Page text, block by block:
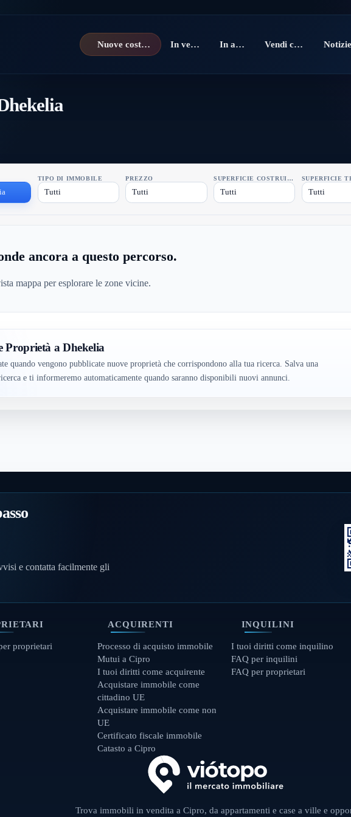
Nuove costruzioni In vendita In affitto Vendi con noi
TIPO DI IMMOBILE
Tutti
PREZZO
Tutti
SUPERFICIE COSTRUITA
Tutti
SUPERFICIE
Tutti
ancora a questo percorso.
mappa per esplorare le zone vicine.
Proprietà a Dhekelia
quando vengono pubblicate nuove proprietà che corrispondono alla tua ricerca. Salva una
e ti informeremo automaticamente quando saranno disponibili nuovi annunci.
e contatta facilmente gli
proprietari
ACQUIRENTI
Processo di acquisto immobile
Mutui a Cipro
I tuoi diritti come acquirente
Acquistare immobile come
cittadino UE
Acquistare immobile come non
UE
Certificato fiscale immobile
Catasto a Cipro
INQUILINI
I tuoi diritti come inquilino
FAQ per inquilini
FAQ per proprietari
Trova immobili in vendita a Cipro, da appartamenti e case a ville e